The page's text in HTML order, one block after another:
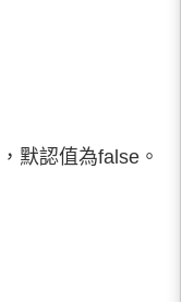
默認值為false。